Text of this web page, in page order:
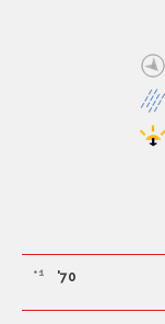
'70
+1